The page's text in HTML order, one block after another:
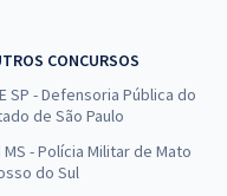
CONCURSOS
SP - Defensoria Pública do
de São Paulo
MS - Polícia Militar de Mato
do Sul